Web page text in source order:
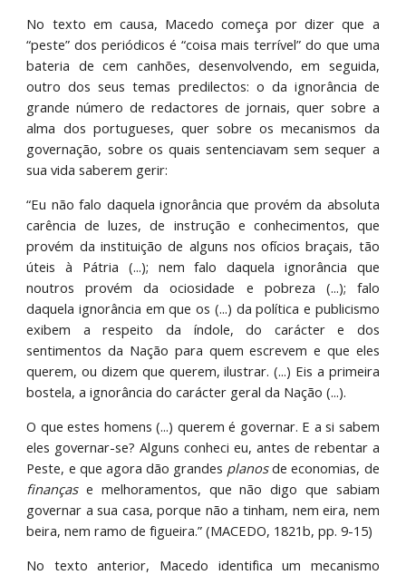
No texto em causa, Macedo começa por dizer que a
“peste” dos periódicos é “coisa mais terrível” do que uma
bateria de cem canhões, desenvolvendo, em seguida,
outro dos seus temas predilectos: o da ignorância de
grande número de redactores de jornais, quer sobre a
alma dos portugueses, quer sobre os mecanismos da
governação, sobre os quais sentenciavam sem sequer a
sua vida saberem gerir:
“Eu não falo daquela ignorância que provém da absoluta
carência de luzes, de instrução e conhecimentos, que
provém da instituição de alguns nos ofícios braçais, tão
úteis à Pátria (...); nem falo daquela ignorância que
noutros provém da ociosidade e pobreza (...); falo
daquela ignorância em que os (...) da política e publicismo
exibem a respeito da índole, do carácter e dos
sentimentos da Nação para quem escrevem e que eles
querem, ou dizem que querem, ilustrar. (...) Eis a primeira
bostela, a ignorância do carácter geral da Nação (...).
O que estes homens (...) querem é governar. E a si sabem
eles governar-se? Alguns conheci eu, antes de rebentar a
Peste, e que agora dão grandes planosde economias, de
finançase melhoramentos, que não digo que sabiam
governar a sua casa, porque não a tinham, nem eira, nem
beira, nem ramo de figueira.” (MACEDO, 1821b, pp. 9-15)
No texto anterior, Macedo identifica um mecanismo